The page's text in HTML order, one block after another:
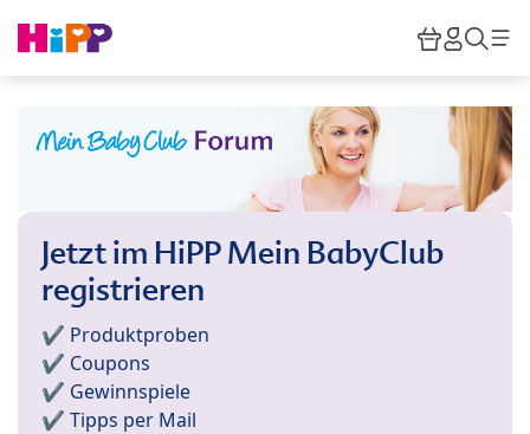
HiPP
Jetzt im HiPP Mein BabyClub
registrieren
✔️ Produktproben
✔️ Coupons
✔️ Gewinnspiele
✔️ Tipps per Mail